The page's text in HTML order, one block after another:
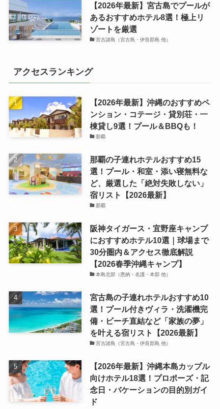
【2026年最新】宮古島でプールが
あるおすすめホテル8選！極上リ
ゾートを厳選
宮古諸島（宮古島・伊良部島 他）
アクセスランキング
【2026年最新】沖縄のおすすめペ
ンション・コテージ・貸別荘・一
棟貸し9選！プール＆BBQも！
那覇
那覇の子連れホテルおすすめ15
選！プール・和室・添い寝無料な
ど、厳選した「絶対失敗しない」
宿リスト【2026最新】
那覇
阪神タイガース・宜野座キャンプ
におすすめホテル10選｜球場まで
30分圏内＆アクセス徹底解説
【2026春季沖縄キャンプ】
本島北部（恩納・名護・本部 他）
宮古島の子連れホテルおすすめ10
選！プール付きヴィラ・洗濯機完
備・ビーチ直結など「家族の夢」
を叶える宿リスト【2026最新】
宮古諸島（宮古島・伊良部島 他）
【2026年最新】沖縄本島カップル
向けホテル18選！プロポーズ・記
念日・バケーションの目的別ガイ
ド